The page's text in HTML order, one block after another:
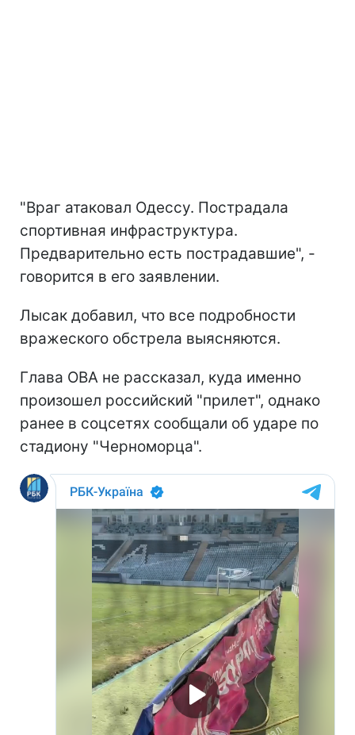
"Враг атаковал Одессу. Пострадала
спортивная инфраструктура.
Предварительно есть пострадавшие", -
говорится в его заявлении.
Лысак добавил, что все подробности
вражеского обстрела выясняются.
Глава ОВА не рассказал, куда именно
произошел российский "прилет", однако
ранее в соцсетях сообщали об ударе по
стадиону "Черноморца".